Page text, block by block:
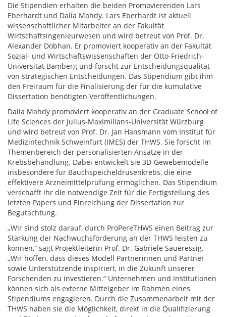
Die Stipendien erhalten die beiden Promovierenden Lars
Eberhardt und Dalia Mahdy. Lars Eberhardt ist aktuell
wissenschaftlicher Mitarbeiter an der Fakultät
Wirtschaftsingenieurwesen und wird betreut von Prof. Dr.
Alexander Dobhan. Er promoviert kooperativ an der Fakultät
Sozial- und Wirtschaftswissenschaften der Otto-Friedrich-
Universität Bamberg und forscht zur Entscheidungsqualität
von strategischen Entscheidungen. Das Stipendium gibt ihm
den Freiraum für die Finalisierung der für die kumulative
Dissertation benötigten Veröffentlichungen.
Dalia Mahdy promoviert kooperativ an der Graduate School of
Life Sciences der Julius-Maximilians-Universität Würzburg
und wird betreut von Prof. Dr. Jan Hansmann vom Institut für
Medizintechnik Schweinfurt (IMES) der THWS. Sie forscht im
Themenbereich der personalisierten Ansätze in der
Krebsbehandlung. Dabei entwickelt sie 3D-Gewebemodelle
insbesondere für Bauchspeicheldrüsenkrebs, die eine
effektivere Arzneimittelprüfung ermöglichen. Das Stipendium
verschafft ihr die notwendige Zeit für die Fertigstellung des
letzten Papers und Einreichung der Dissertation zur
Begutachtung.
„Wir sind stolz darauf, durch ProPereTHWS einen Beitrag zur
Stärkung der Nachwuchsförderung an der THWS leisten zu
können,“ sagt Projektleiterin Prof. Dr. Gabriele Saueressig.
„Wir hoffen, dass dieses Modell Partnerinnen und Partner
sowie Unterstützende inspiriert, in die Zukunft unserer
Forschenden zu investieren.“ Unternehmen und Institutionen
können sich als externe Mittelgeber im Rahmen eines
Stipendiums engagieren. Durch die Zusammenarbeit mit der
THWS haben sie die Möglichkeit, direkt in die Qualifizierung